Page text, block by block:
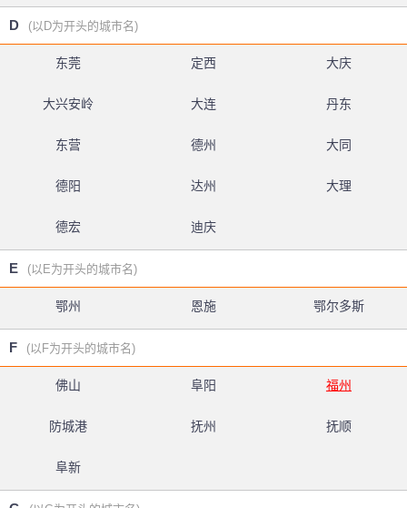
D (以D为开头的城市名)
东莞 定西 大庆
大兴安岭 大连 丹东
东营 德州 大同
德阳 达州 大理
德宏 迪庆
E (以E为开头的城市名)
鄂州 恩施 鄂尔多斯
F (以F为开头的城市名)
佛山 阜阳 福州
防城港 抚州 抚顺
阜新